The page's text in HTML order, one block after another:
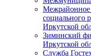
Межрайонное
социального
Иркутской
Зиминский
Иркутской
Служба